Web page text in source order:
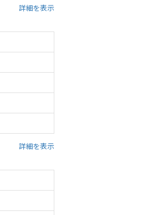
詳細を表示
詳細を表示